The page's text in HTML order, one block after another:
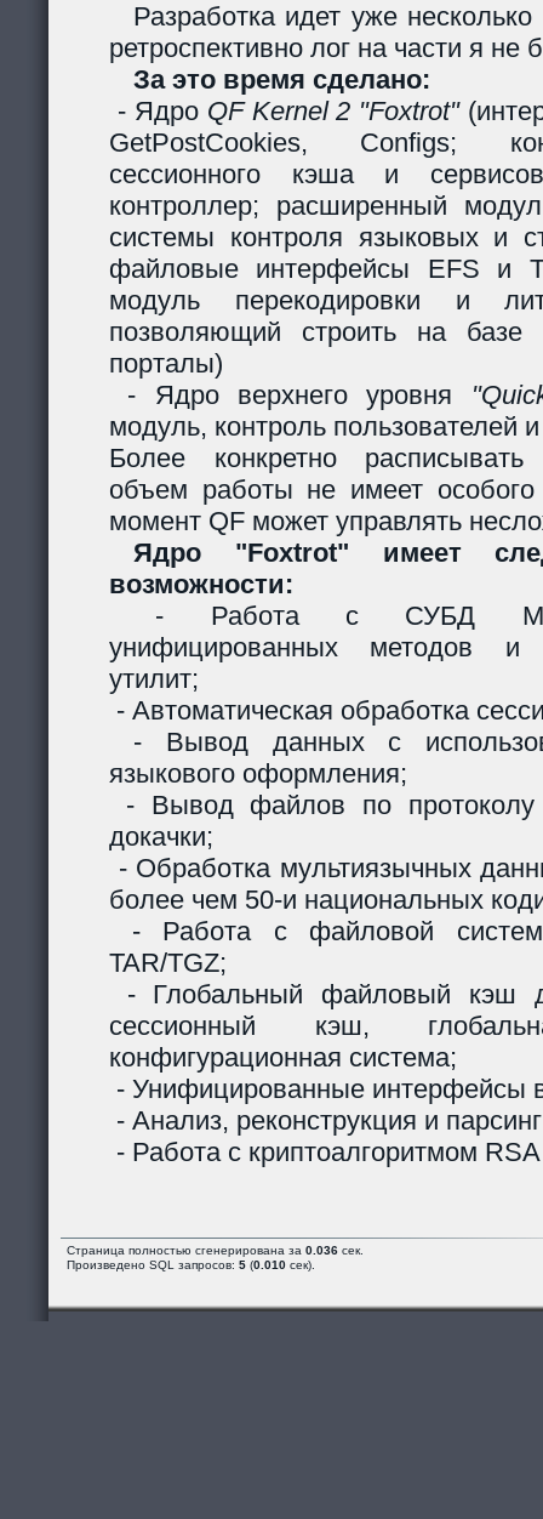
Разработка идет уже
ретроспективно лог на части я не
За это время сделано:
- Ядро QF Kernel 2 "Foxtrot"
GetPostCookies, Configs;
сессионного кэша и
контроллер; расширенный
системы контроля языковых и
файловые интерфейсы EFS и
модуль перекодировки и
позволяющий строить на базе
порталы)
- Ядро верхнего уровня
модуль, контроль пользователей и
Более конкретно
объем работы не имеет
момент QF может управлять
Ядро "Foxtrot" имеет
возможности:
- Работа с СУБД
унифицированных методов и
утилит;
- Автоматическая обработка
- Вывод данных с
языкового оформления;
- Вывод файлов по
докачки;
- Обработка мультиязычных
более чем 50-и национальных
- Работа с файловой
TAR/TGZ;
- Глобальный файловый кэш
сессионный кэш,
конфигурационная система;
- Унифицированные интерфейсы
- Анализ, реконструкция и
- Работа с криптоалгоритмом
Страница полностью сгенерирована за 0.036 сек.
Произведено SQL запросов: 5 (0.010 сек).